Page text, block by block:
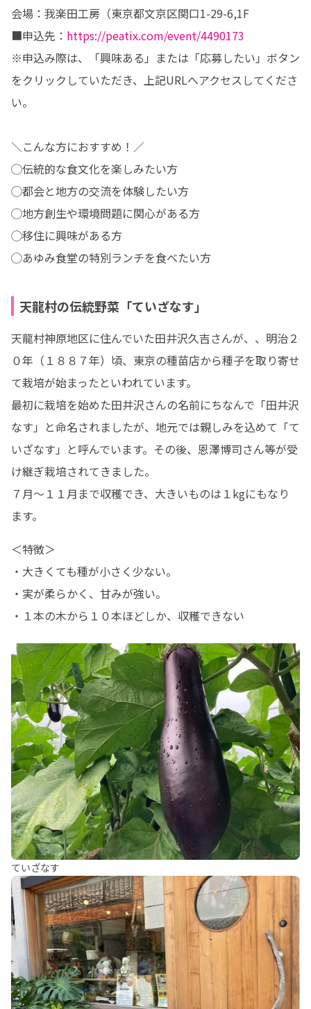
会場：我楽田工房（東京都文京区関口1-29-6,1F
■申込先： https://peatix.com/event/4490173
※申込み際は、「興味ある」または「応募したい」ボタン
をクリックしていただき、上記URLへアクセスしてくださ
い。
＼こんな方におすすめ！／
◯伝統的な食文化を楽しみたい方
◯都会と地方の交流を体験したい方
◯地方創生や環境問題に関心がある方
◯移住に興味がある方
◯あゆみ食堂の特別ランチを食べたい方
天龍村の伝統野菜「ていざなす」
天龍村神原地区に住んでいた田井沢久吉さんが、、明治２
０年（１８８７年）頃、東京の種苗店から種子を取り寄せ
て栽培が始まったといわれています。
最初に栽培を始めた田井沢さんの名前にちなんで「田井沢
なす」と命名されましたが、地元では親しみを込めて「て
いざなす」と呼んでいます。その後、恩澤博司さん等が受
け継ぎ栽培されてきました。
７月～１１月まで収穫でき、大きいものは１kgにもなり
ます。
＜特徴＞
・大きくても種が小さく少ない。
・実が柔らかく、甘みが強い。
・１本の木から１０本ほどしか、収穫できない
ていざなす